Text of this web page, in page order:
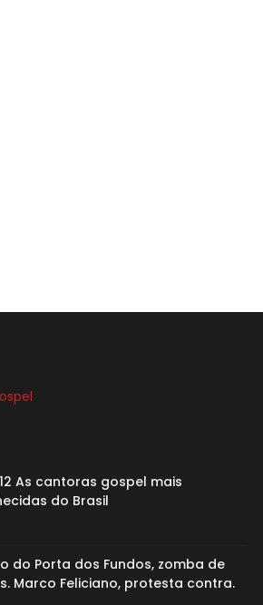
As cantoras gospel mais
do Brasil
do Porta dos Fundos, zomba de
Marco Feliciano, protesta contra.